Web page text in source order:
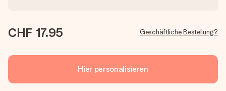
CHF 17.95 Geschäftliche Bestellung?
Hier personalisieren